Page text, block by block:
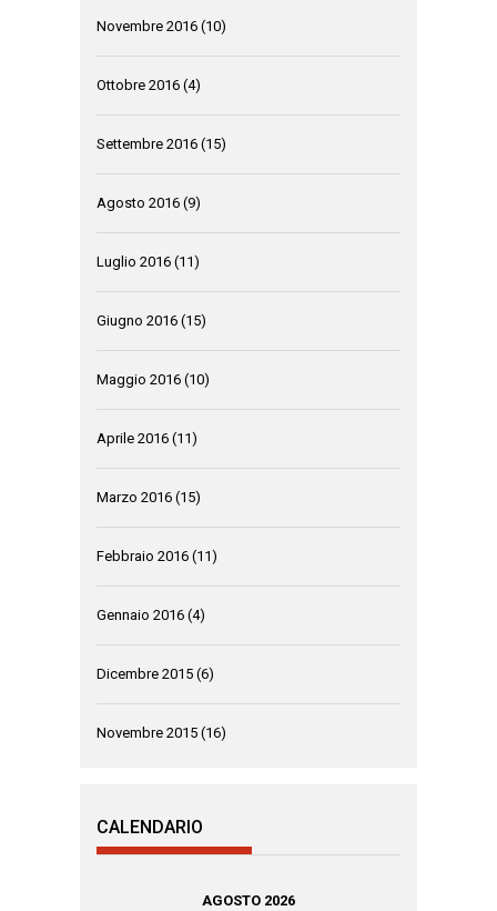
Novembre 2016 (10)
Ottobre 2016 (4)
Settembre 2016 (15)
Agosto 2016 (9)
Luglio 2016 (11)
Giugno 2016 (15)
Maggio 2016 (10)
Aprile 2016 (11)
Marzo 2016 (15)
Febbraio 2016 (11)
Gennaio 2016 (4)
Dicembre 2015 (6)
Novembre 2015 (16)
CALENDARIO
AGOSTO 2026